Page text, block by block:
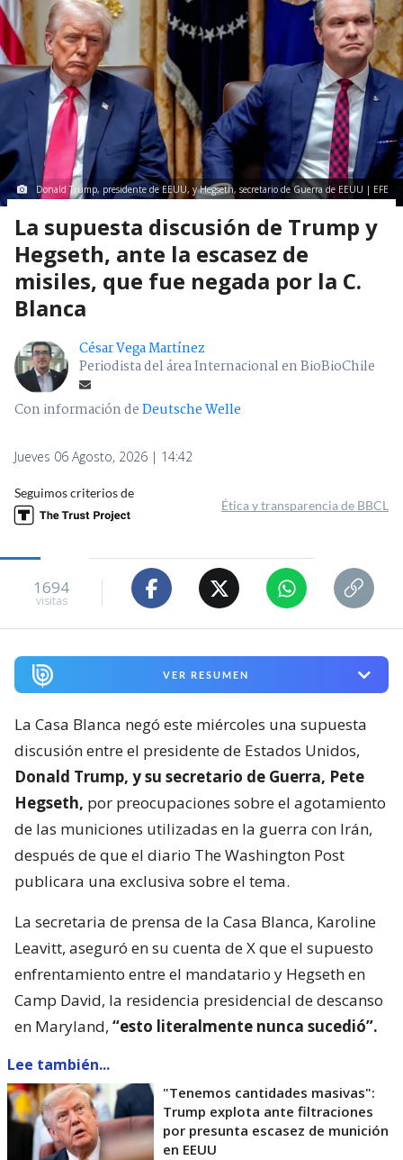
Donald Trump, presidente de EEUU, y Hegseth, secretario de Guerra de EEUU | EFE
La supuesta discusión de Trump y
Hegseth, ante la escasez de
misiles, que fue negada por la C.
Blanca
César Vega Martínez
Periodista del área Internacional en BioBioChile
Con información deDeutsche Welle
Jueves 06 Agosto, 2026 | 14:42
Seguimos criterios de
Ética y transparencia de BBCL
1694
visitas
VER RESUMEN
La Casa Blanca negó este miércoles una supuesta
discusión entre el presidente de Estados Unidos,
Donald Trump, y su secretario de Guerra, Pete
Hegseth, por preocupaciones sobre el agotamiento
de las municiones utilizadas en la guerra con Irán,
después de que el diario The Washington Post
publicara una exclusiva sobre el tema.
La secretaria de prensa de la Casa Blanca, Karoline
Leavitt, aseguró en su cuenta de X que el supuesto
enfrentamiento entre el mandatario y Hegseth en
Camp David, la residencia presidencial de descanso
en Maryland, “esto literalmente nunca sucedió”.
Lee también...
"Tenemos cantidades masivas":
Trump explota ante filtraciones
por presunta escasez de munición
en EEUU